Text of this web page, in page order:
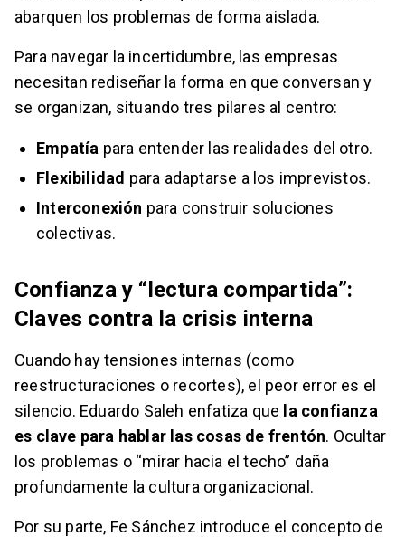
abarquen los problemas de forma aislada.
Para navegar la incertidumbre, las empresas
necesitan rediseñar la forma en que conversan y
se organizan, situando tres pilares al centro:
Empatía para entender las realidades del otro.
Flexibilidad para adaptarse a los imprevistos.
Interconexión para construir soluciones
colectivas.
Confianza y “lectura compartida”:
Claves contra la crisis interna
Cuando hay tensiones internas (como
reestructuraciones o recortes), el peor error es el
silencio. Eduardo Saleh enfatiza que la confianza
es clave para hablar las cosas de frentón. Ocultar
los problemas o “mirar hacia el techo” daña
profundamente la cultura organizacional.
Por su parte, Fe Sánchez introduce el concepto de